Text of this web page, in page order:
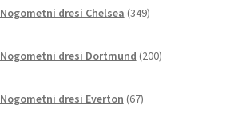
Nogometni dresi Chelsea 349izdelkov
Nogometni dresi Dortmund 200izdelkov
Nogometni dresi Everton 67izdelkov